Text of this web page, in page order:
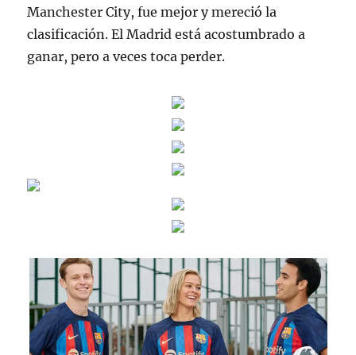
Manchester City, fue mejor y mereció la
clasificación. El Madrid está acostumbrado a
ganar, pero a veces toca perder.